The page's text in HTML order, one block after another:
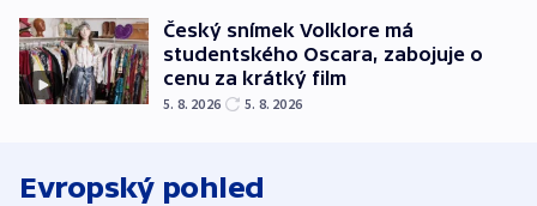
Český snímek Volklore má
studentského Oscara, zabojuje o
cenu za krátký film
5. 8. 2026 5. 8. 2026
Evropský pohled